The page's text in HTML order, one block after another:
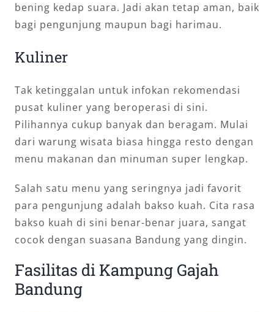
bening kedap suara. Jadi akan tetap aman, baik
bagi pengunjung maupun bagi harimau.
Kuliner
Tak ketinggalan untuk infokan rekomendasi
pusat kuliner yang beroperasi di sini.
Pilihannya cukup banyak dan beragam. Mulai
dari warung wisata biasa hingga resto dengan
menu makanan dan minuman super lengkap.
Salah satu menu yang seringnya jadi favorit
para pengunjung adalah bakso kuah. Cita rasa
bakso kuah di sini benar-benar juara, sangat
cocok dengan suasana Bandung yang dingin.
Fasilitas di Kampung Gajah
Bandung